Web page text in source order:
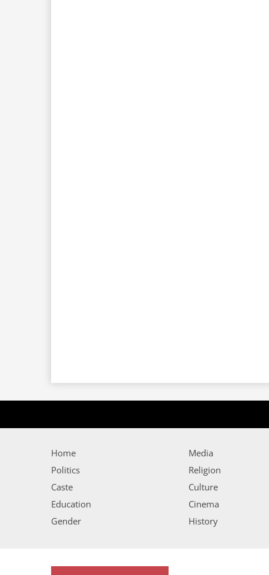
Home
Politics
Caste
Education
Gender
Media
Religion
Culture
Cinema
History